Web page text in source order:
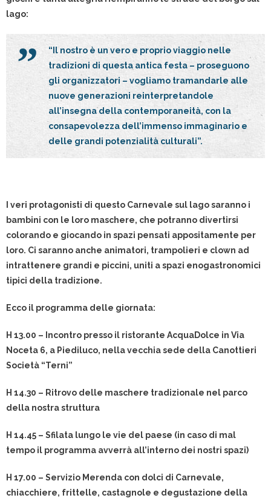
lago:
“Il nostro è un vero e proprio viaggio nelle
tradizioni di questa antica festa – proseguono
gli organizzatori – vogliamo tramandarle alle
nuove generazioni reinterpretandole
all’insegna della contemporaneità, con la
consapevolezza dell’immenso immaginario e
delle grandi potenzialità culturali”.
I veri protagonisti di questo Carnevale sul lago saranno i
bambini con le loro maschere, che potranno divertirsi
colorando e giocando in spazi pensati appositamente per
loro. Ci saranno anche animatori, trampolieri e clown ad
intrattenere grandi e piccini, uniti a spazi enogastronomici
tipici della tradizione.
Ecco il programma delle giornata:
H 13.00 – Incontro presso il ristorante AcquaDolce in Via
Noceta 6, a Piediluco, nella vecchia sede della Canottieri
Società “Terni”
H 14.30 – Ritrovo delle maschere tradizionale nel parco
della nostra struttura
H 14.45 – Sfilata lungo le vie del paese (in caso di mal
tempo il programma avverrà all’interno dei nostri spazi)
H 17.00 – Servizio Merenda con dolci di Carnevale,
chiacchiere, frittelle, castagnole e degustazione della